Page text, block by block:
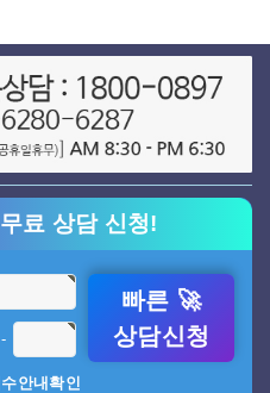
료 상담 신청!
-
안내확인
빠른 🚀
상담신청